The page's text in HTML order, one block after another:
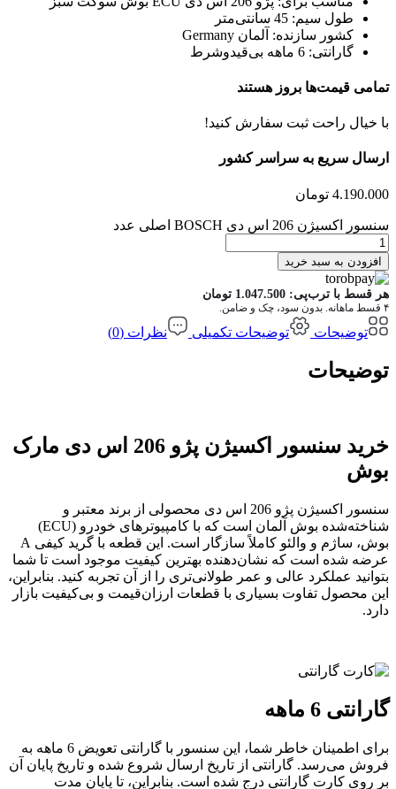
طول سیم: 45 سانتی‌متر
کشور سازنده: آلمان Germany
گارانتی: 6 ماهه بی‌قیدوشرط
تمامی قیمت‌ها بروز هستند
با خیال راحت ثبت سفارش کنید!
ارسال سریع به سراسر کشور
4.190.000 تومان
سنسور اکسیژن 206 اس دی BOSCH اصلی عدد
افزودن به سبد خرید
هر قسط با ترب‌پی: 1.047.500 تومان
۴ قسط ماهانه. بدون سود، چک و ضامن.
توضیحات توضیحات تکمیلی نظرات (0)
توضیحات
خرید سنسور اکسیژن پژو 206 اس دی مارک
بوش
سنسور اکسیژن پژو 206 اس دی محصولی از برند معتبر و
شناخته‌شده بوش آلمان است که با کامپیوترهای خودرو (ECU)
بوش، ساژم و والئو کاملاً سازگار است. این قطعه با گرید کیفی A
عرضه شده است که نشان‌دهنده بهترین کیفیت موجود است تا شما
بتوانید عملکرد عالی و عمر طولانی‌تری را از آن تجربه کنید. بنابراین،
این محصول تفاوت بسیاری با قطعات ارزان‌قیمت و بی‌کیفیت بازار
دارد.
گارانتی 6 ماهه
برای اطمینان خاطر شما، این سنسور با گارانتی تعویض 6 ماهه به
فروش می‌رسد. گارانتی از تاریخ ارسال شروع شده و تاریخ پایان آن
بر روی کارت گارانتی درج شده است. بنابراین، تا پایان مدت